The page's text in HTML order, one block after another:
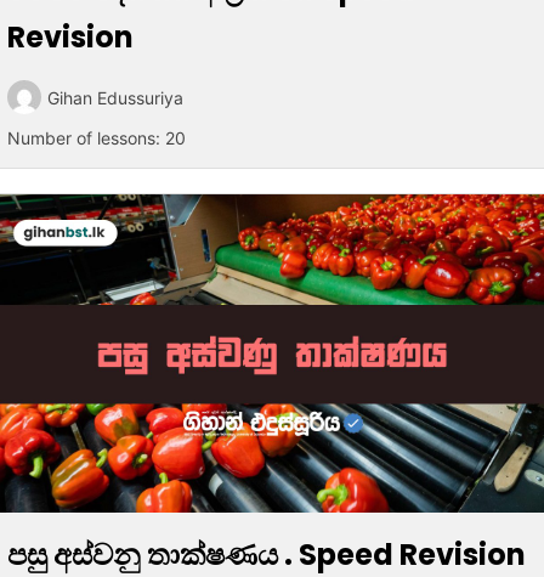
Revision
Gihan Edussuriya
Number of lessons: 20
පසු අස්වනු තාක්ෂණය . Speed Revision